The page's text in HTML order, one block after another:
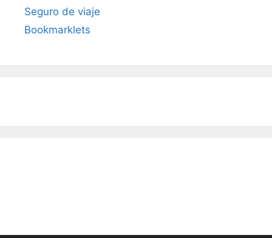
Seguro de viaje
Bookmarklets